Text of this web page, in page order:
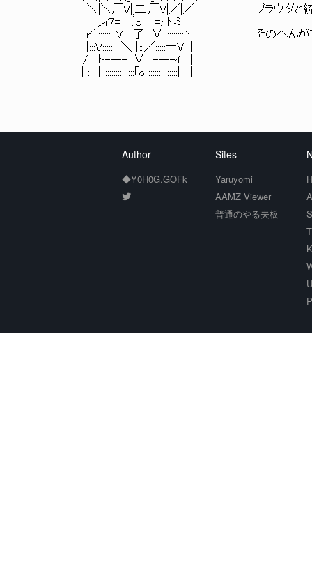
. ＼|＼厂V|,二.厂V|／|／ プラウダと統合し
,.ィ7=- 〔ｏ -=} トミ
r'´:::::: ∨ 了 ∨::::::::::ヽ そのへんがすぐに
|:::V:::::::::＼ |o／:::::十V:::|
/ :::ト----:::∨::::----ｲ::::|
| :::::|::::::::::::::::｢o ::::::::::::::| :::|
Author
◆Y0H0G.GOFk
Sites
Yaruyomi
AAMZ Viewer
普通のやる夫板